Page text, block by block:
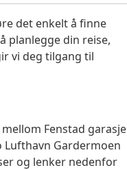
det enkelt å finne
planlegge din reise,
vi deg tilgang til
Fenstad garasje
Lufthavn Gardermoen
og lenker nedenfor